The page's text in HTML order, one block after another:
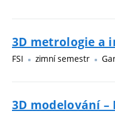
3D metrologie a
FSI zimní semestr
3D modelování –